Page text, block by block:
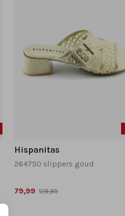
Hispanitas
264750 slippers goud
79,99 129,95